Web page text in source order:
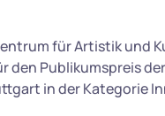
für Artistik und
den Publikumspreis der
in der Kategorie